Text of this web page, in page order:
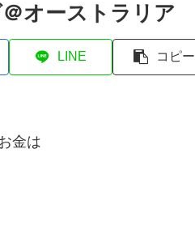
オーストラリア
LINE コピー
金は